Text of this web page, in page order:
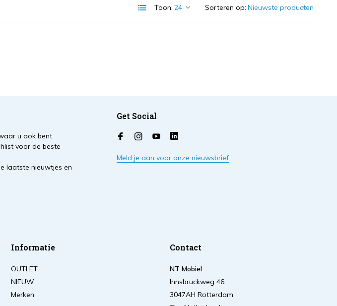
Toon: Sorteren op:
u ook bent.
voor de beste
laatste nieuwtjes en
Get Social
Meld je aan voor onze nieuwsbrief
Informatie
OUTLET
NIEUW
Merken
Contact
NT Mobiel
Innsbruckweg 46
3047AH Rotterdam